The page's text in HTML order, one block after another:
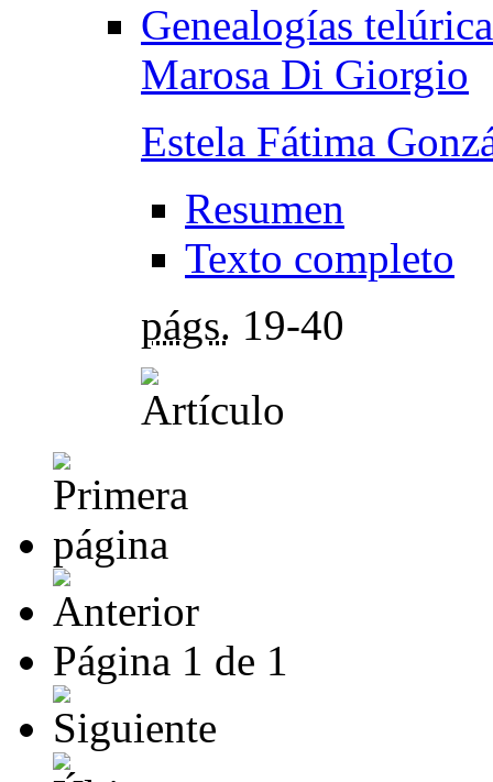
Genealogías
Marosa Di Giorgio
Estela Fátima
Resumen
Texto completo
págs. 19-40
Página 1 de 1